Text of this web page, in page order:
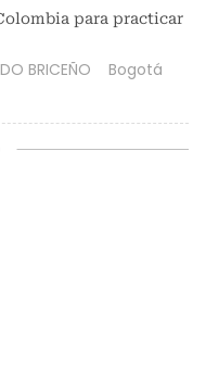
para practicar
BRICEÑO Bogotá